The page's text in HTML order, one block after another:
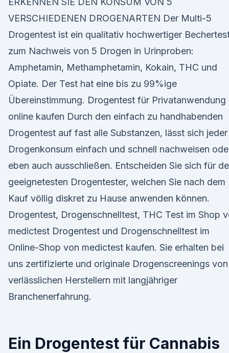
VERSCHIEDENEN DROGENARTEN Der Multi-5
Drogentest ist ein qualitativ hochwertiger
zum Nachweis von 5 Drogen in Urinproben:
Amphetamin, Methamphetamin, Kokain, THC und
Opiate. Der Test hat eine bis zu 99%ige
Übereinstimmung. Drogentest für Privatanwendung
online kaufen Durch den einfach zu handhabenden
Drogentest auf fast alle Substanzen, lässt sich jeder
Drogenkonsum einfach und schnell nachweisen
eben auch ausschließen. Entscheiden Sie sich für
geeignetesten Drogentester, welchen Sie nach dem
Kauf völlig diskret zu Hause anwenden können.
Drogentest, Drogenschnelltest, THC Test im Shop
medictest Drogentest und Drogenschnelltest im
Online-Shop von medictest kaufen. Sie erhalten bei
uns zertifizierte und originale Drogenscreenings von
verlässlichen Herstellern mit langjähriger
Branchenerfahrung.
Ein Drogentest für Cannabis